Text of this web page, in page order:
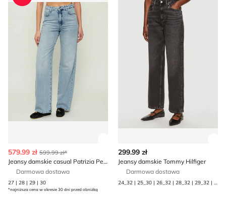
579.99 zł 599.99 zł*
Jeansy damskie casual Patrizia Pepe
Darmowa dostawa
27 | 28 | 29 | 30
*najniższa cena w okresie 30 dni przed obniżką
299.99 zł
Jeansy damskie Tommy Hilfiger
Darmowa dostawa
24_32 | 25_30 | 26_32 | 28_32 | 29_32 | 32_30